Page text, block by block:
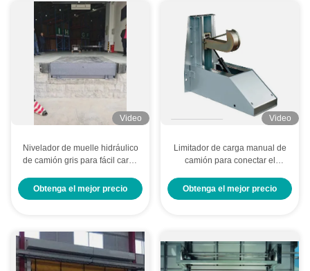
Video
Nivelador de muelle hidráulico
de camión gris para fácil carga
Obtenga el mejor precio
Video
Limitador de carga manual de
camión para conectar el
Obtenga el mejor precio